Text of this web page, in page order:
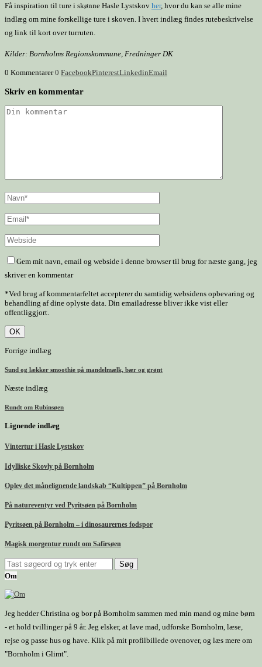
Få inspiration til ture i skønne Hasle Lystskov her, hvor du kan se alle mine
indlæg om mine forskellige ture i skoven. I hvert indlæg findes rutebeskrivelse
og link til kort over turruten.
Kilder: Bornholms Regionskommune, Fredninger DK
0 Kommentarer 0 FacebookPinterestLinkedinEmail
Skriv en kommentar
Gem mit navn, email og webside i denne browser til brug for næste gang, jeg
skriver en kommentar
*Ved brug af kommentarfeltet accepterer du samtidig websidens opbevaring og
behandling af dine oplyste data. Din emailadresse bliver ikke vist eller
offentliggjort.
Forrige indlæg
Sund og lækker smoothie på mandelmælk, bær og grønt
Næste indlæg
Rundt om Rubinsøen
Lignende indlæg
Vintertur i Hasle Lystskov
Idylliske Skovly på Bornholm
Oplev det månelignende landskab “Kultippen” på Bornholm
På natureventyr ved Pyritsøen på Bornholm
Pyritsøen på Bornholm – i dinosaurernes fodspor
Magisk morgentur rundt om Safirsøen
Om
Jeg hedder Christina og bor på Bornholm sammen med min mand og mine børn
- et hold tvillinger på 9 år. Jeg elsker, at lave mad, udforske Bornholm, læse,
rejse og passe hus og have. Klik på mit profilbillede ovenover, og læs mere om
"Bornholm i Glimt".